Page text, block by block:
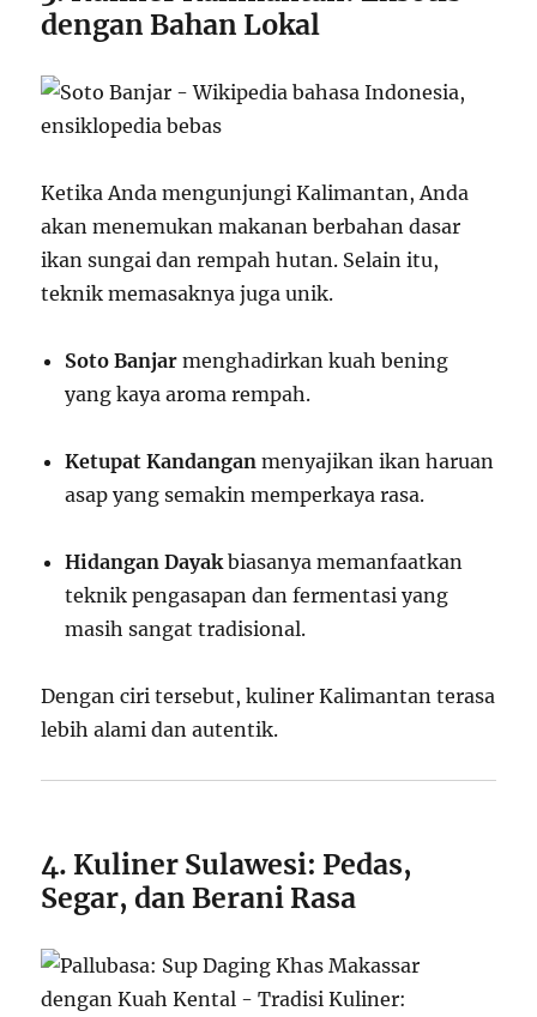
dengan Bahan Lokal
Ketika Anda mengunjungi Kalimantan, Anda
akan menemukan makanan berbahan dasar
ikan sungai dan rempah hutan. Selain itu,
teknik memasaknya juga unik.
Soto Banjar menghadirkan kuah bening
yang kaya aroma rempah.
Ketupat Kandangan menyajikan ikan haruan
asap yang semakin memperkaya rasa.
Hidangan Dayakbiasanya memanfaatkan
teknik pengasapan dan fermentasi yang
masih sangat tradisional.
Dengan ciri tersebut, kuliner Kalimantan terasa
lebih alami dan autentik.
4. Kuliner Sulawesi: Pedas,
Segar, dan Berani Rasa